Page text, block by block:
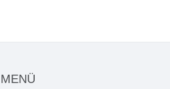
MENÜ